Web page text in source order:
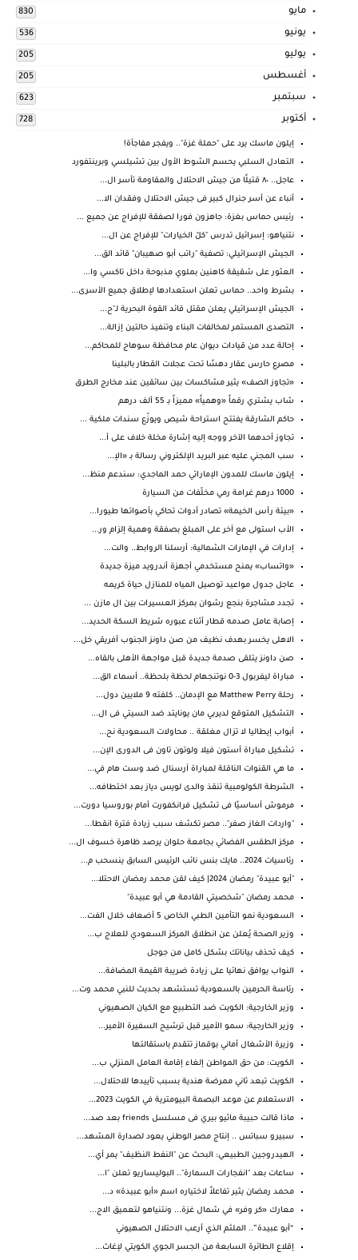
مايو 830
يونيو 536
يوليو 205
أغسطس 205
سبتمبر 623
أكتوبر 728
إيلون ماسك يرد على "حملة غزة".. ويفجر مفاجأة!
التعادل السلبي يحسم الشوط الأول بين تشيلسي وبرينتفورد
عاجل.. ٨٠ قتيلًا من جيش الاحتلال والمقاومة تأسر ال...
أنباء عن أسر جنرال كبير فى جيش الاحتلال وفقدان الا...
رئيس حماس بغزة: جاهزون فورا لصفقة للإفراج عن جميع ...
نتنياهو: إسرائيل تدرس "كلّ الخيارات" للإفراج عن ال...
الجيش الإسرائيلي: تصفية "راتب أبو صهيبان" قائد الق...
العثور على شقيقة كاهنين بملوي مذبوحة داخل تاكسي وا...
بشرط واحد.. حماس تعلن استعدادها لإطلاق جميع الأسرى...
الجيش الإسرائيلي يعلن مقتل قائد القوة البحرية لـ"ح...
التصدى المستمر لمخالفات البناء وتنفيذ حالتين إزالة...
إحالة عدد من قيادات ديوان عام محافظة سوهاج للمحاكم...
مصرع حارس عقار دهسًا تحت عجلات القطار بالبلينا
«تجاوز الصف» يثير مشاكسات بين سائقين عند مخارج الطرق
شاب يشتري رقماً «وهمياً» مميزاً بـ 55 ألف درهم
حاكم الشارقة يفتتح استراحة شيص ويوزّع سندات ملكية ...
تجاوز أحدهما الآخر ووجه إليه إشارة مخلة خلاف على أ...
سب المجني عليه عبر البريد الإلكتروني رسالة بـ «الإ...
إيلون ماسك للمدون الإماراتي حمد الماجدي: سندعم منظ...
1000 درهم غرامة رمي مخلّفات من السيارة
«بيئة رأس الخيمة» تصادر أدوات تحاكي بأصواتها طيورا...
الأب استولى مع آخر على المبلغ بصفقة وهمية إلزام ور...
إدارات في الإمارات الشمالية: أرسلنا الروابط.. والت...
«واتساب» يمنح مستخدمي أجهزة أندرويد ميزة جديدة
عاجل جدول مواعيد توصيل المياه للمنازل حياة كريمه
تجدد مشاجرة بنجع رشوان بمركز العسيرات بين ال مازن ...
إصابة عامل صدمه قطار أثناء عبوره شريط السكة الحديد...
الاهلى يخسر بهدف نظيف من صن داونز الجنوب أفريقي خل...
صن داونز يتلقى صدمة جديدة قبل مواجهة الأهلى بالقاه...
مباراة ليفربول 3-0 نوتنجهام لحظة بلحظة.. أسماء الق...
رحلة Matthew Perry مع الإدمان.. كلفته 9 ملايين دول...
التشكيل المتوقع لديربي مان يونايتد ضد السيتي فى ال...
أبواب إيطاليا لا تزال مغلقة .. محاولات السعودية نح...
تشكيل مباراة أستون فيلا ولوتون تاون فى الدورى الإن...
ما هي القنوات الناقلة لمباراة آرسنال ضد وست هام في...
الشرطة الكولومبية تنقذ والدى لويس دياز بعد اختطافه...
مرموش أساسيًا فى تشكيل فرانكفورت أمام بوروسيا دورت...
"واردات الغاز صفر".. مصر تكشف سبب زيادة فترة انقطا...
مركز الطقس الفضائي بجامعة حلوان يرصد ظاهرة خسوف ال...
رئاسيات 2024.. مايك بنس نائب الرئيس السابق ينسحب م...
"أبو عبيدة" رمضان 2024| كيف لقن محمد رمضان الاحتلا...
محمد رمضان "شخصيتي القادمة هي أبو عبيدة"
السعودية نمو التأمين الطبي الخاص 5 أضعاف خلال الفت...
وزير الصحة يُعلن عن انطلاق المركز السعودي للعلاج ب...
كيف تحذف بياناتك بشكل كامل من جوجل
النواب يوافق نهائيا على زيادة ضريبة القيمة المضافة...
رئاسة الحرمين بالسعودية تستشهد بحديث للنبي محمد وت...
وزير الخارجية: الكويت ضد التطبيع مع الكيان الصهيوني
وزير الخارجية: سمو الأمير قبل ترشيح السفيرة الأمير...
وزيرة الأشغال أماني بوقماز تتقدم باستقالتها
الكويت: من حق المواطن إلغاء إقامة العامل المنزلي ب...
الكويت تبعد ثاني ممرضة هندية بسبب تأييدها للاحتلال...
الاستعلام عن موعد البصمة البيومترية في الكويت 2023...
ماذا قالت حبيبة ماثيو بيري فى مسلسل friends بعد صد...
سبيرو سباتس .. إنتاج مصر الوطني يعود لصدارة المشهد...
الهيدروجين الطبيعي: البحث عن "النفط النظيف" يمر أي...
ساعات بعد "انفجارات السمارة".. البوليساريو تعلن "ا...
محمد رمضان يثير تفاعلاً لاختياره اسم «أبو عبيدة» د...
معارك «كر وفر» في شمال غزة... ونتنياهو لتعميق الاج...
“أبو عبيدة”.. الملثم الذي أرعب الاحتلال الصهيوني
إقلاع الطائرة السابعة من الجسر الجوي الكويتي لإغاث...